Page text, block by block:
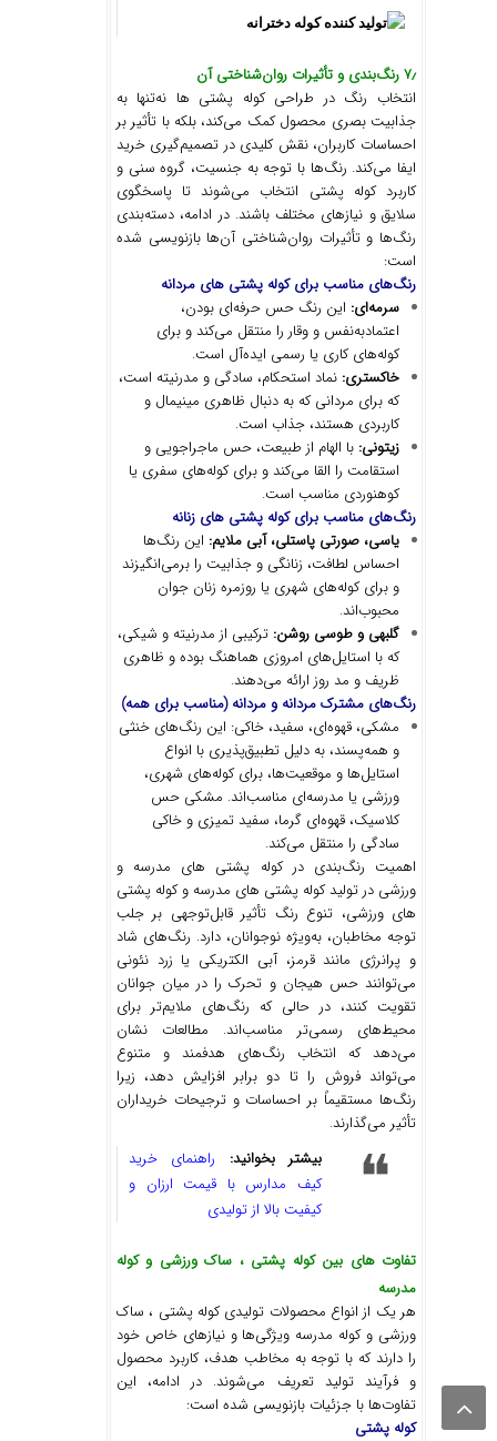
۷٫ رنگ‌بندی و تأثیرات روان‌شناختی آن
انتخاب رنگ در طراحی کوله پشتی ها نه‌تنها به
جذابیت بصری محصول کمک می‌کند، بلکه با تأثیر بر
احساسات کاربران، نقش کلیدی در تصمیم‌گیری خرید
ایفا می‌کند. رنگ‌ها با توجه به جنسیت، گروه سنی و
کاربرد کوله پشتی انتخاب می‌شوند تا پاسخگوی
سلایق و نیازهای مختلف باشند. در ادامه، دسته‌بندی
رنگ‌ها و تأثیرات روان‌شناختی آن‌ها بازنویسی شده
است:
رنگ‌های مناسب برای کوله پشتی های مردانه
سرمه‌ای: این رنگ حس حرفه‌ای بودن،
اعتمادبه‌نفس و وقار را منتقل می‌کند و برای
کوله‌های کاری یا رسمی ایده‌آل است.
خاکستری: نماد استحکام، سادگی و مدرنیته است،
که برای مردانی که به دنبال ظاهری مینیمال و
کاربردی هستند، جذاب است.
زیتونی: با الهام از طبیعت، حس ماجراجویی و
استقامت را القا می‌کند و برای کوله‌های سفری یا
کوهنوردی مناسب است.
رنگ‌های مناسب برای کوله پشتی های زنانه
یاسی، صورتی پاستلی، آبی ملایم: این رنگ‌ها
احساس لطافت، زنانگی و جذابیت را برمی‌انگیزند
و برای کوله‌های شهری یا روزمره زنان جوان
محبوب‌اند.
گلبهی و طوسی روشن: ترکیبی از مدرنیته و شیکی،
که با استایل‌های امروزی هماهنگ بوده و ظاهری
ظریف و مد روز ارائه می‌دهند.
رنگ‌های مشترک مردانه و مردانه (مناسب برای همه)
مشکی، قهوه‌ای، سفید، خاکی: این رنگ‌های خنثی
و همه‌پسند، به دلیل تطبیق‌پذیری با انواع
استایل‌ها و موقعیت‌ها، برای کوله‌های شهری،
ورزشی یا مدرسه‌ای مناسب‌اند. مشکی حس
کلاسیک، قهوه‌ای گرما، سفید تمیزی و خاکی
سادگی را منتقل می‌کند.
اهمیت رنگ‌بندی در کوله پشتی های مدرسه و
ورزشی در تولید کوله پشتی های مدرسه و کوله پشتی
های ورزشی، تنوع رنگ تأثیر قابل‌توجهی بر جلب
توجه مخاطبان، به‌ویژه نوجوانان، دارد. رنگ‌های شاد
و پرانرژی مانند قرمز، آبی الکتریکی یا زرد نئونی
می‌توانند حس هیجان و تحرک را در میان جوانان
تقویت کنند، در حالی که رنگ‌های ملایم‌تر برای
محیط‌های رسمی‌تر مناسب‌اند. مطالعات نشان
می‌دهد که انتخاب رنگ‌های هدفمند و متنوع
می‌تواند فروش را تا دو برابر افزایش دهد، زیرا
رنگ‌ها مستقیماً بر احساسات و ترجیحات خریداران
تأثیر می‌گذارند.
بیشتر بخوانید: راهنمای خرید
کیف مدارس با قیمت ارزان و
کیفیت بالا از تولیدی
تفاوت های بین کوله پشتی ، ساک ورزشی و کوله
مدرسه
هر یک از انواع محصولات تولیدی کوله پشتی ، ساک
ورزشی و کوله مدرسه ویژگی‌ها و نیازهای خاص خود
را دارند که با توجه به مخاطب هدف، کاربرد محصول
و فرآیند تولید تعریف می‌شوند. در ادامه، این
تفاوت‌ها با جزئیات بازنویسی شده است:
کوله پشتی